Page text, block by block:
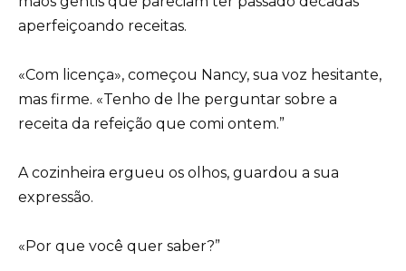
aperfeiçoando receitas.
«Com licença», começou Nancy, sua voz hesitante,
mas firme. «Tenho de lhe perguntar sobre a
receita da refeição que comi ontem.”
A cozinheira ergueu os olhos, guardou a sua
expressão.
«Por que você quer saber?”